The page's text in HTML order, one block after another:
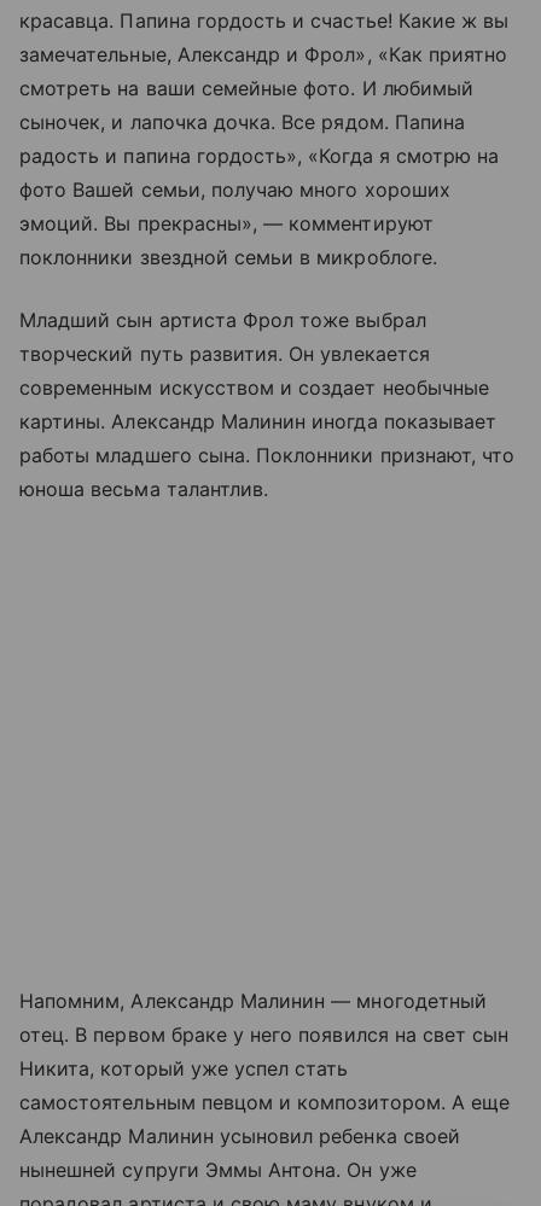
красавца. Папина гордость и счастье! Какие ж вы
замечательные, Александр и Фрол», «Как приятно
смотреть на ваши семейные фото. И любимый
сыночек, и лапочка дочка. Все рядом. Папина
радость и папина гордость», «Когда я смотрю на
фото Вашей семьи, получаю много хороших
эмоций. Вы прекрасны», — комментируют
поклонники звездной семьи в микроблоге.
Младший сын артиста Фрол тоже выбрал
творческий путь развития. Он увлекается
современным искусством и создает необычные
картины. Александр Малинин иногда показывает
работы младшего сына. Поклонники признают, что
юноша весьма талантлив.
Напомним, Александр Малинин — многодетный
отец. В первом браке у него появился на свет сын
Никита, который уже успел стать
самостоятельным певцом и композитором. А еще
Александр Малинин усыновил ребенка своей
нынешней супруги Эммы Антона. Он уже